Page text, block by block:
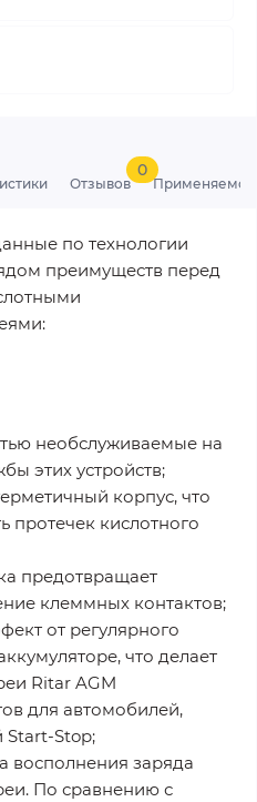
Отзывов
0
по технологии
преимуществ перед
необслуживаемые на
этих устройств;
корпус, что
протечек кислотного
предотвращает
клеммных контактов;
от регулярного
что делает
Ritar AGM
для автомобилей,
Stop;
восполнения заряда
По сравнению с